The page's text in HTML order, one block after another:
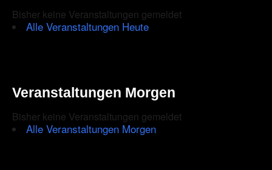
Bisher keine Veranstaltungen gemeldet
Alle Veranstaltungen Heute
Veranstaltungen Morgen
Bisher keine Veranstaltungen gemeldet
Alle Veranstaltungen Morgen